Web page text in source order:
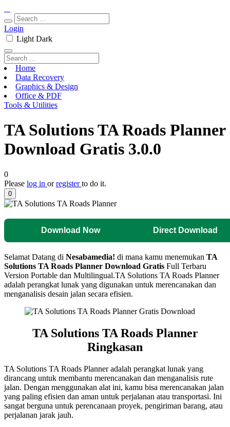
Login
Light Dark
Home
Data Recovery
Graphics & Design
Office & PDF
Tools & Utilities
TA Solutions TA Roads Planner
Download Gratis 3.0.0
0
Please log in orregisterto do it.
0
Download Now Direct Download
Selamat Datang di Nesabamedia! di mana kamu menemukan TA
Solutions TA Roads Planner Download Gratis Full Terbaru
Version Portable dan Multilingual.TA Solutions TA Roads Planner
adalah perangkat lunak yang digunakan untuk merencanakan dan
menganalisis desain jalan secara efisien.
TA Solutions TA Roads Planner
Ringkasan
TA Solutions TA Roads Planner adalah perangkat lunak yang
dirancang untuk membantu merencanakan dan menganalisis rute
jalan. Dengan menggunakan alat ini, kamu bisa merencanakan jalan
yang paling efisien dan aman untuk perjalanan atau transportasi. Ini
sangat berguna untuk perencanaan proyek, pengiriman barang, atau
perjalanan jarak jauh.